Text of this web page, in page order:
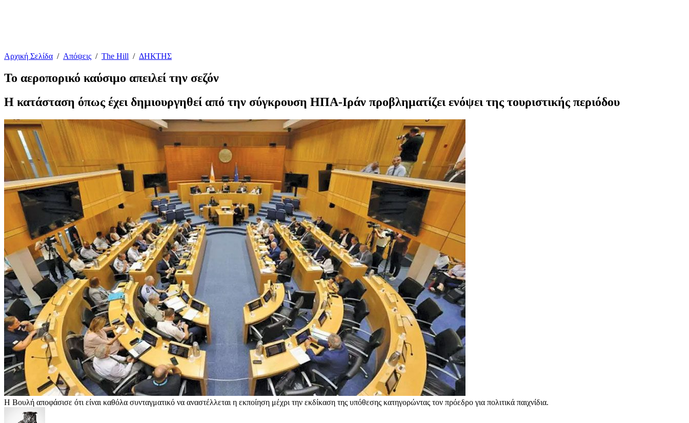
Αρχική Σελίδα / Απόψεις / The Hill / ΔΗΚΤΗΣ
Το αεροπορικό καύσιμο απειλεί την σεζόν
Η κατάσταση όπως έχει δημιουργηθεί από την σύγκρουση ΗΠΑ-Ιράν προβληματίζει ενόψει της τουριστικής περιόδου
Η Βουλή αποφάσισε ότι είναι καθόλα συνταγματικό να αναστέλλεται η εκποίηση μέχρι την εκδίκαση της υπόθεσης κατηγορώντας τον πρόεδρο για πολιτικά παιχνίδια.